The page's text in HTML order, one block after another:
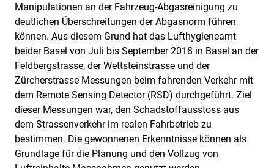
Manipulationen an der Fahrzeug-Abgasreinigung zu
deutlichen Überschreitungen der Abgasnorm führen
können. Aus diesem Grund hat das Lufthygieneamt
beider Basel von Juli bis September 2018 in Basel an der
Feldbergstrasse, der Wettsteinstrasse und der
Zürcherstrasse Messungen beim fahrenden Verkehr mit
dem Remote Sensing Detector (RSD) durchgeführt. Ziel
dieser Messungen war, den Schadstoffausstoss aus
dem Strassenverkehr im realen Fahrbetrieb zu
bestimmen. Die gewonnenen Erkenntnisse können als
Grundlage für die Planung und den Vollzug von